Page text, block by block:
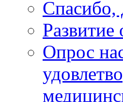
Спасибо,
Развитие
Опрос